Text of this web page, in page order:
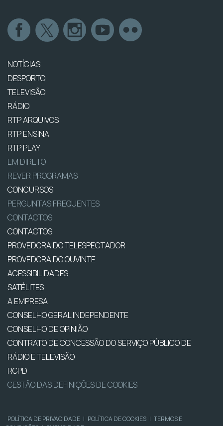
NOTÍCIAS
DESPORTO
TELEVISÃO
RÁDIO
RTP ARQUIVOS
RTP ENSINA
RTP PLAY
EM DIRETO
REVER PROGRAMAS
CONCURSOS
PERGUNTAS FREQUENTES
CONTACTOS
CONTACTOS
PROVEDORA DO TELESPECTADOR
PROVEDORA DO OUVINTE
ACESSIBILIDADES
SATÉLITES
A EMPRESA
CONSELHO GERAL INDEPENDENTE
CONSELHO DE OPINIÃO
CONTRATO DE CONCESSÃO DO SERVIÇO PÚBLICO DE
RÁDIO E TELEVISÃO
RGPD
GESTÃO DAS DEFINIÇÕES DE COOKIES
POLÍTICA DE PRIVACIDADE | POLÍTICA DE COOKIES | TERMOS E